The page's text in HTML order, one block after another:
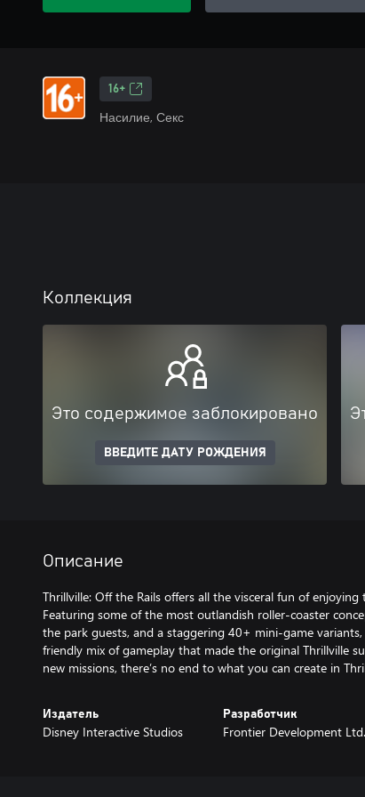
16+
Насилие, Секс
Коллекция
Это содержимое заблокировано
ВВЕДИТЕ ДАТУ РОЖДЕНИЯ
Описание
Thrillville: Off the Rails offers all the visceral fun of
Featuring some of the most outlandish roller-coaster
the park guests, and a staggering 40+ mini-game
friendly mix of gameplay that made the original Thrillville
new missions, there’s no end to what you can create in
Издатель
Disney Interactive Studios
Разработчик
Frontier Development Ltd.